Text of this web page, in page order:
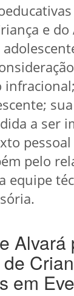
e
a ser
pessoal
pelo
equipe
Alvará
em